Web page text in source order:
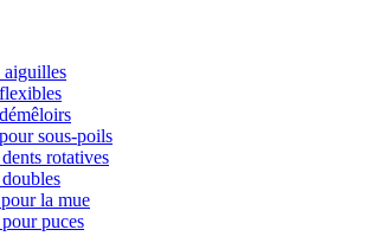
aiguilles
sous-poils
rotatives
la mue
puces